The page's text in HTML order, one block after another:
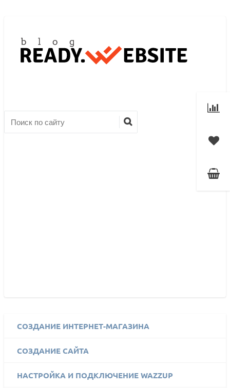
СОЗДАНИЕ ИНТЕРНЕТ-МАГАЗИНА
СОЗДАНИЕ САЙТА
НАСТРОЙКА И ПОДКЛЮЧЕНИЕ WAZZUP